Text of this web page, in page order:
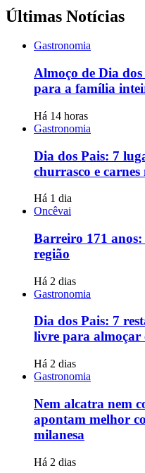
Últimas Notícias
Gastronomia
Almoço de Dia
para a família
Há 14 horas
Gastronomia
Dia dos Pais: 7
churrasco e
Há 1 dia
Oncêvai
Barreiro 171 anos:
região
Há 2 dias
Gastronomia
Dia dos Pais: 7
livre para almoçar
Há 2 dias
Gastronomia
Nem alcatra nem
apontam melhor
milanesa
Há 2 dias